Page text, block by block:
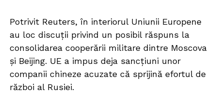
Potrivit Reuters, în interiorul Uniunii Europene
au loc discuții privind un posibil răspuns la
consolidarea cooperării militare dintre Moscova
și Beijing. UE a impus deja sancțiuni unor
companii chineze acuzate că sprijină efortul de
război al Rusiei.